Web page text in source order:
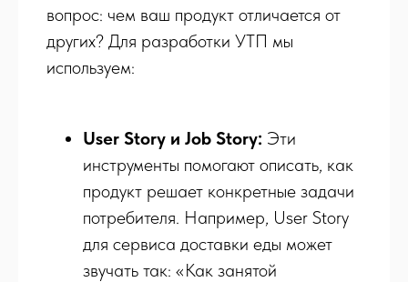
вопрос: чем ваш продукт отличается от
других? Для разработки УТП мы
используем:
User Story и Job Story: Эти
инструменты помогают описать, как
продукт решает конкретные задачи
потребителя. Например, User Story
для сервиса доставки еды может
звучать так: «Как занятой